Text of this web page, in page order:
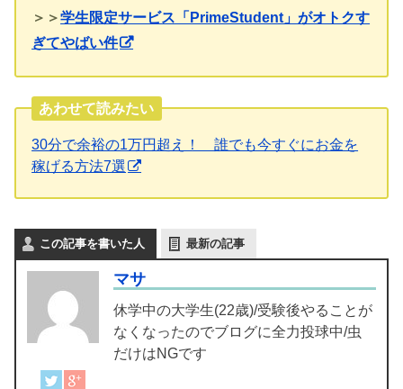
＞＞学生限定サービス「PrimeStudent」がオトクす
ぎてやばい件
あわせて読みたい
30分で余裕の1万円超え！ 誰でも今すぐにお金を
稼げる方法7選
この記事を書いた人 最新の記事
マサ
休学中の大学生(22歳)/受験後やることが
なくなったのでブログに全力投球中/虫
だけはNGです